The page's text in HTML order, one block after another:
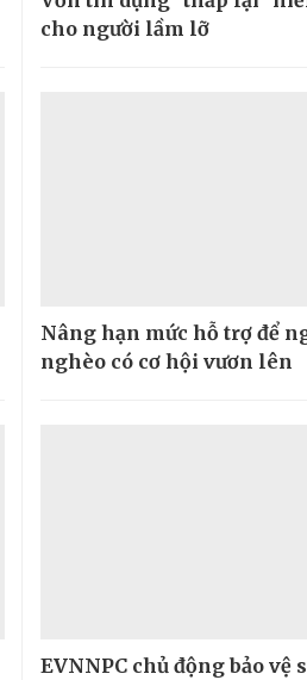
cho người lầm lỡ
Nâng hạn mức hỗ trợ để
nghèo có cơ hội vươn lên
EVNNPC chủ động bảo vệ